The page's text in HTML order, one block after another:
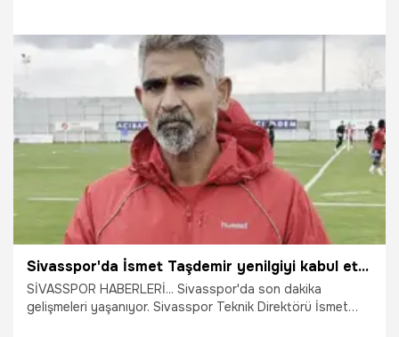
23.04.2026 Sivas
Sivasspor'da İsmet Taşdemir yenilgiyi kabul etti: Maalesef başaramadık
SİVASSPOR HABERLERİ... Sivasspor'da son dakika
gelişmeleri yaşanıyor. Sivasspor Teknik Direktörü İsmet